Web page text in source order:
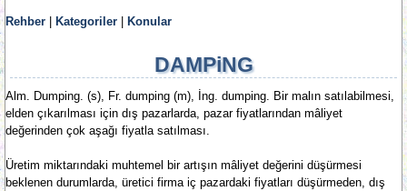
Rehber Kategoriler Konular
DAMPiNG
Alm. Dumping. (s), Fr. dumping (m), İng. dumping. Bir malın satılabilmesi,
elden çıkarılması için dış pazarlarda, pazar fiyatlarından mâliyet
değerinden çok aşağı fiyatla satılması.
Üretim miktarındaki muhtemel bir artışın mâliyet değerini düşürmesi
beklenen durumlarda, üretici firma iç pazardaki fiyatları düşürmeden, dış